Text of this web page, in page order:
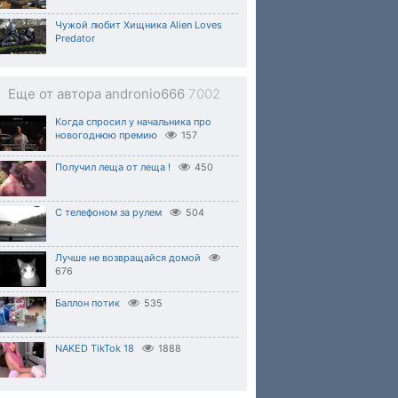
Чужой любит Хищника Alien Loves
Predator
Еще от автора andronio666 7002
Когда спросил у начальника про
новогоднюю премию
157
Получил леща от леща ! 450
С телефоном за рулем 504
Лучше не возвращайся домой
676
Баллон потик 535
NAKED TikTok 18 1888